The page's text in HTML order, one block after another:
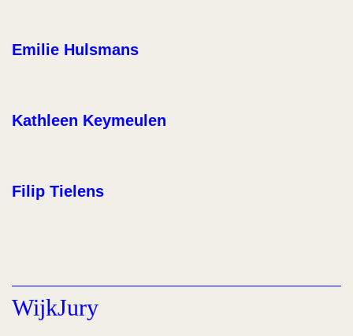
Emilie Hulsmans
Kathleen Keymeulen
Filip Tielens
WijkJury